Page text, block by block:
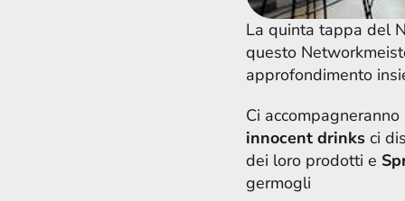
La quinta tappa del
questo
approfondimento
Ci
innocent drinks ci
dei loro prodotti e
germogli